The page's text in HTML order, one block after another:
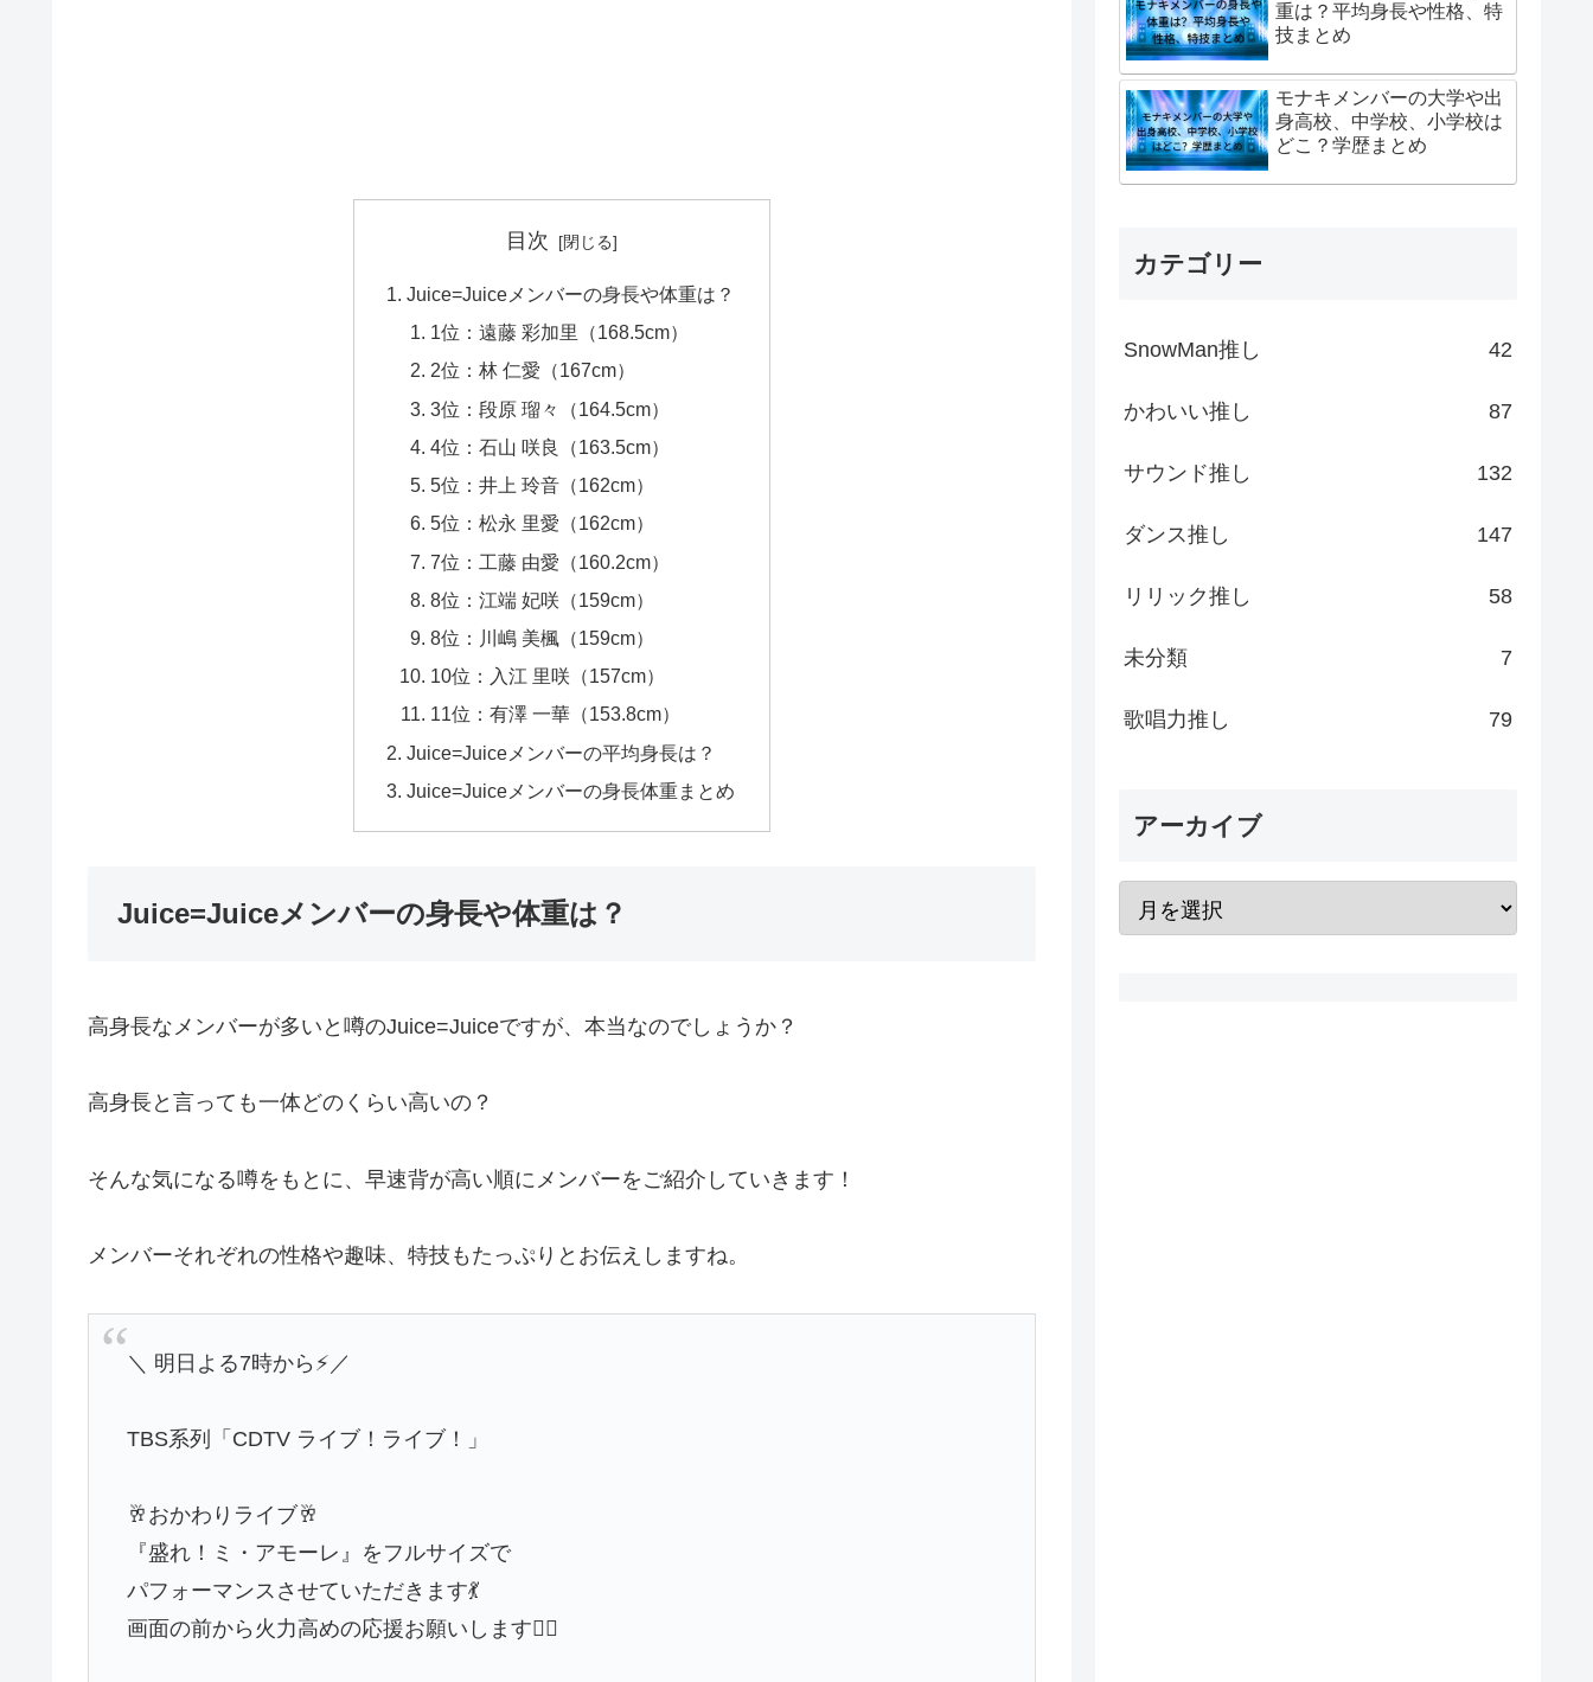
目次
Juice=Juiceメンバーの身長や体重は？
1位：遠藤 彩加里（168.5cm）
2位：林 仁愛（167cm）
3位：段原 瑠々（164.5cm）
4位：石山 咲良（163.5cm）
5位：井上 玲音（162cm）
5位：松永 里愛（162cm）
7位：工藤 由愛（160.2cm）
8位：江端 妃咲（159cm）
8位：川嶋 美楓（159cm）
10位：入江 里咲（157cm）
11位：有澤 一華（153.8cm）
Juice=Juiceメンバーの平均身長は？
Juice=Juiceメンバーの身長体重まとめ
Juice=Juiceメンバーの身長や体重は？
高身長なメンバーが多いと噂のJuice=Juiceですが、本当なのでしょうか？
高身長と言っても一体どのくらい高いの？
そんな気になる噂をもとに、早速背が高い順にメンバーをご紹介していきます！
メンバーそれぞれの性格や趣味、特技もたっぷりとお伝えしますね。
＼ 明日よる7時から⚡️／
TBS系列「CDTV ライブ！ライブ！」
🥂おかわりライブ🥂
『盛れ！ミ・アモーレ』をフルサイズで
パフォーマンスさせていただきます💃
画面の前から火力高めの応援お願いします❤️‍🔥
重は？平均身長や性格、特
技まとめ
モナキメンバーの大学や出
身高校、中学校、小学校は
どこ？学歴まとめ
カテゴリー
SnowMan推し 42
かわいい推し 87
サウンド推し 132
ダンス推し 147
リリック推し 58
未分類 7
歌唱力推し 79
アーカイブ